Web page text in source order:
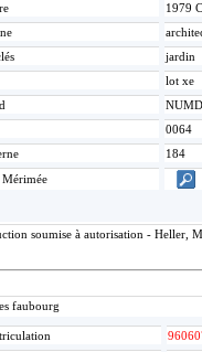
1979
jardin
lot xe
0064
184
soumise à autorisation - Heller,
faubourg